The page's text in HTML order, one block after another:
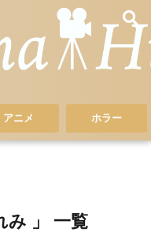
アニメ ホラー
み 」 一覧